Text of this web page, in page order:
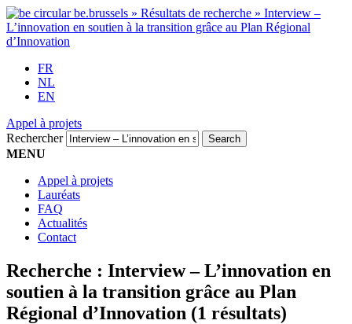
FR
NL
EN
Appel à projets
Rechercher
MENU
Appel à projets
Lauréats
FAQ
Actualités
Contact
Recherche : Interview – L’innovation en
soutien à la transition grâce au Plan
Régional d’Innovation (1 résultats)